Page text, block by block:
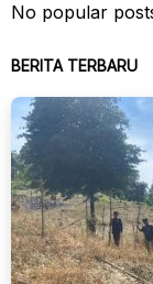
No popular
BERITA TERBARU